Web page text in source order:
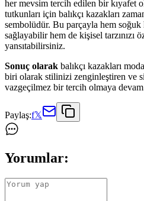
her mevsim tercih edilen bir kıyafet
tutkunları için balıkçı kazakları
sembolüdür. Bu parçayla hem soğuk
sağlayabilir hem de kişisel tarzınızı
yansıtabilirsiniz.
Sonuç olarak balıkçı kazakları
biri olarak stilinizi zenginleştiren ve
vazgeçilmez bir tercih olmaya
Paylaş:f𝕏
Yorumlar: